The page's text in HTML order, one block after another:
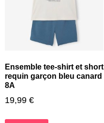
Ensemble tee-shirt et short
requin garçon bleu canard
8A
19,99 €